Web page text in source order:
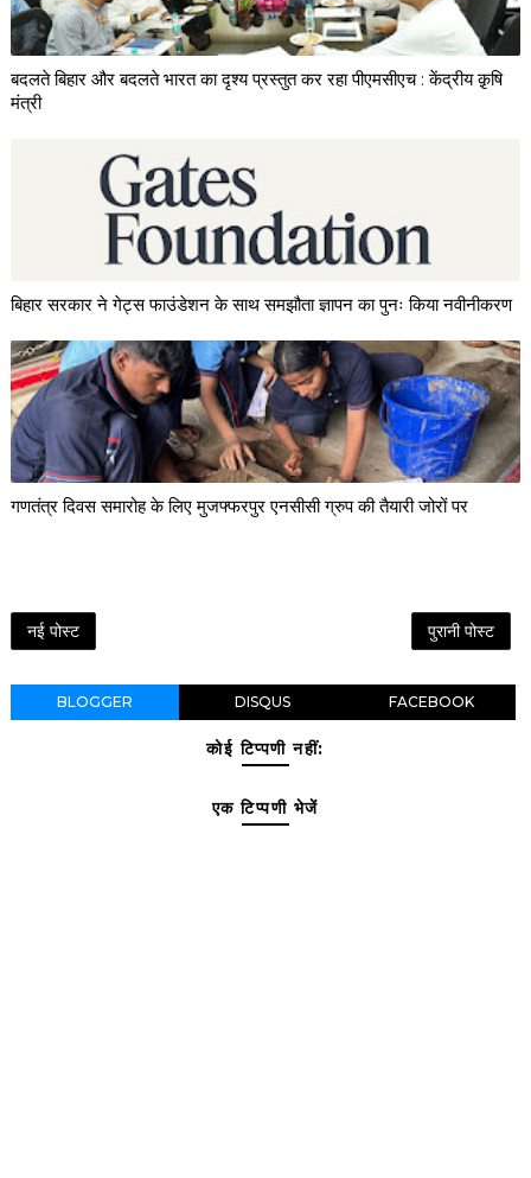
बदलते बिहार और बदलते भारत का दृश्य प्रस्तुत कर रहा पीएमसीएच : केंद्रीय क़ृषि
मंत्री
बिहार सरकार ने गेट्स फाउंडेशन के साथ समझौता ज्ञापन का पुनः किया नवीनीकरण
गणतंत्र दिवस समारोह के लिए मुजफ्फरपुर एनसीसी ग्रुप की तैयारी जोरों पर
नई पोस्ट पुरानी पोस्ट
BLOGGER DISQUS FACEBOOK
कोई टिप्पणी नहीं:
एक टिप्पणी भेजें